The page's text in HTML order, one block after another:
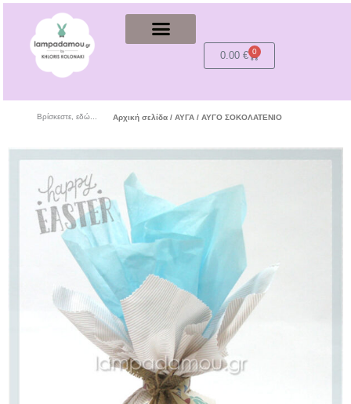
0.00€ 0
Cart
Βρίσκεστε, εδώ... Αρχική σελίδα /ΑΥΓΑ / ΑΥΓΟ ΣΟΚΟΛΑΤΕΝΙΟ